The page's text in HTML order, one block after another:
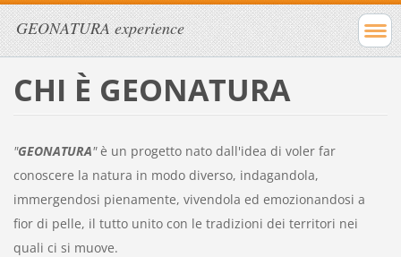
GEONATURA experience
CHI È GEONATURA
"GEONATURA"è un progetto nato dall'idea di voler far
conoscere la natura in modo diverso, indagandola,
immergendosi pienamente, vivendola ed emozionandosi a
fior di pelle, il tutto unito con le tradizioni dei territori nei
quali ci si muove.